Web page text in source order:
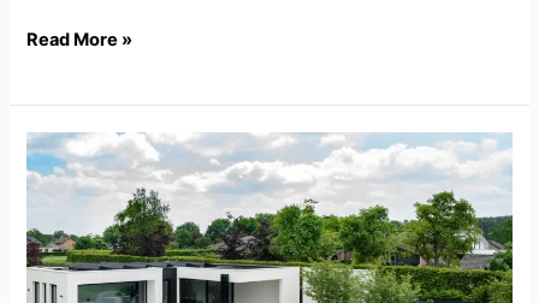
Read More »
NB142.Veghel